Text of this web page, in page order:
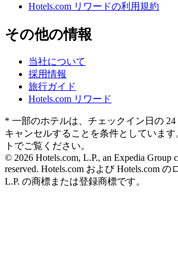
Hotels.com リワードの利用規約
その他の情報
当社について
採用情報
旅行ガイド
Hotels.com リワード
* 一部のホテルは、チェックイン日の
キャンセルすることを条件としていま
トでご覧ください。
© 2026 Hotels.com, L.P., an Expedia Group
reserved. Hotels.com および Hotels.com の
L.P. の商標または登録商標です。